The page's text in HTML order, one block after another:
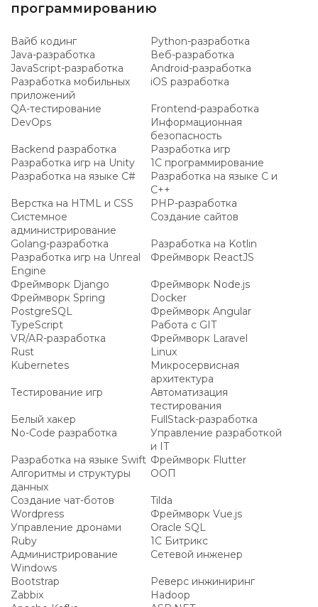
программированию
Вайб кодинг
Python-разработка
Java-разработка
Веб-разработка
JavaScript-разработка
Android-разработка
Разработка мобильных
приложений
iOS разработка
QA-тестирование
Frontend-разработка
DevOps
Информационная
безопасность
Backend разработка
Разработка игр
Разработка игр на Unity
1C программирование
Разработка на языке C#
Разработка на языке C и
C++
Верстка на HTML и CSS
PHP-разработка
Системное
администрирование
Создание сайтов
Golang-разработка
Разработка на Kotlin
Разработка игр на Unreal
Engine
Фреймворк ReactJS
Фреймворк Django
Фреймворк Node.js
Фреймворк Spring
Docker
PostgreSQL
Фреймворк Angular
TypeScript
Работа с GIT
VR/AR-разработка
Фреймворк Laravel
Rust
Linux
Kubernetes
Микросервисная
архитектура
Тестирование игр
Автоматизация
тестирования
Белый хакер
FullStack-разработка
No-Code разработка
Управление разработкой
и IT
Разработка на языке Swift Фреймворк Flutter
Алгоритмы и структуры
данных
ООП
Создание чат-ботов
Tilda
Wordpress
Фреймворк Vue.js
Управление дронами
Oracle SQL
Ruby
1С Битрикс
Администрирование
Windows
Сетевой инженер
Bootstrap
Реверс инжиниринг
Zabbix
Hadoop